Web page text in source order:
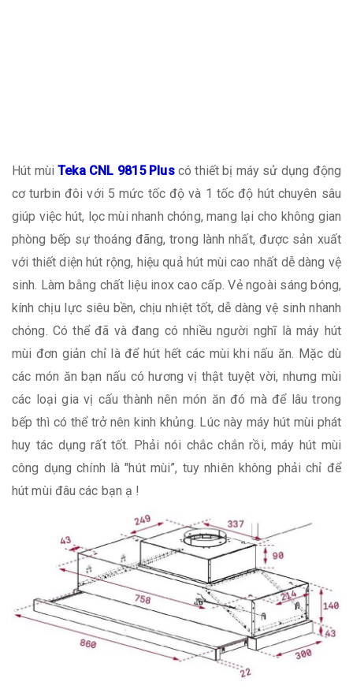
Hút mùiTeka CNL 9815 Pluscó thiết bị máy sử dụng động
cơ turbin đôi với 5 mức tốc độ và 1 tốc độ hút chuyên sâu
giúp việc hút, lọc mùi nhanh chóng, mang lại cho không gian
phòng bếp sự thoáng đãng, trong lành nhất, được sản xuất
với thiết diện hút rộng, hiệu quả hút mùi cao nhất dễ dàng vệ
sinh. Làm bằng chất liệu inox cao cấp. Vẻ ngoài sáng bóng,
kính chịu lực siêu bền, chịu nhiệt tốt, dễ dàng vệ sinh nhanh
chóng. Có thể đã và đang có nhiều người nghĩ là máy hút
mùi đơn giản chỉ là để hút hết các mùi khi nấu ăn. Mặc dù
các món ăn bạn nấu có hương vị thật tuyệt vời, nhưng mùi
các loại gia vị cấu thành nên món ăn đó mà để lâu trong
bếp thì có thể trở nên kinh khủng. Lúc này máy hút mùi phát
huy tác dụng rất tốt. Phải nói chắc chắn rồi, máy hút mùi
công dụng chính là "hút mùi”, tuy nhiên không phải chỉ để
hút mùi đâu các bạn ạ !